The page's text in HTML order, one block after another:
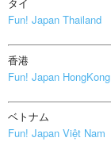
Fun! Japan Thailand
香港
Fun! Japan HongKong
ベトナム
Fun! Japan Việt Nam